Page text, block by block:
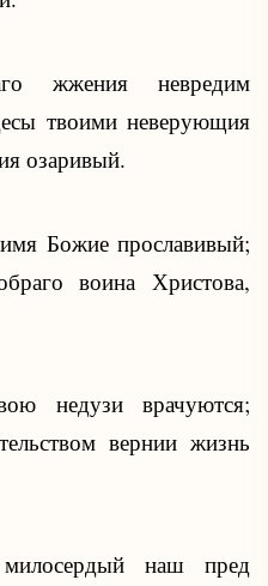
жжения невредим
твоими неверующия
озаривый.
Божие прославивый;
воина Христова,
недузи врачуются;
вернии жизнь
наш пред